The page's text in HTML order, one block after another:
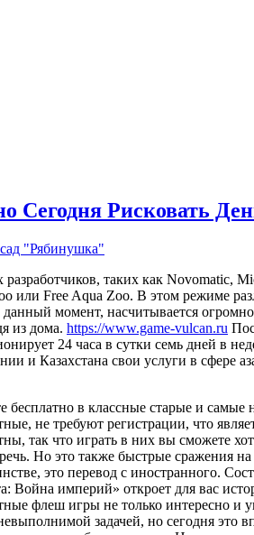
Сегодня Рисковать
"Рябинушка"
таких как Novomatic,
или Free Aqua Zoo. В этом режиме
момент, насчитывается
из дома. https://www.game-vulcan.ru
24 часа в сутки семь дней в
и Казахстана свои услуги в
бесплатно в классные старые и
не требуют регистрации, что
так что играть в них вы сможете
Но это также быстрые сражения
это перевод с иностранного.
Война империй» откроет для вас
флеш игры не только интересно и
задачей, но сегодня это